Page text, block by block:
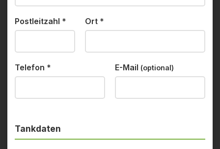
Postleitzahl * Ort *
Telefon * E-Mail (optional)
Tankdaten